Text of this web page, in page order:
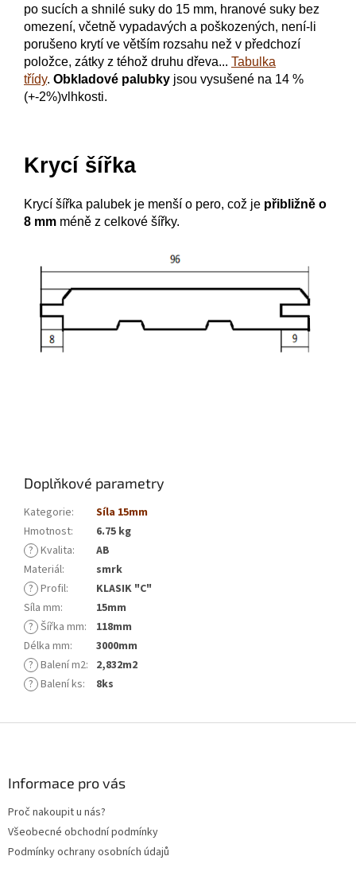
po sucích a shnilé suky do 15 mm, hranové suky bez
omezení, včetně vypadavých a poškozených, není-li
porušeno krytí ve větším rozsahu než v předchozí
položce, zátky z téhož druhu dřeva... Tabulka
třídy. Obkladové palubky jsou vysušené na 14 %
(+-2%)vlhkosti.
Krycí šířka
Krycí šířka palubek je menší o pero, což je přibližně o
8 mm méně z celkové šířky.
Doplňkové parametry
Kategorie:
Síla 15mm
Hmotnost:
6.75 kg
? Kvalita:
AB
Materiál:
smrk
? Profil:
KLASIK "C"
Síla mm:
15mm
? Šířka mm:
118mm
Délka mm:
3000mm
? Balení m2: 2,832m2
? Balení ks: 8ks
Informace pro vás
Proč nakoupit u nás?
Všeobecné obchodní podmínky
Podmínky ochrany osobních údajů